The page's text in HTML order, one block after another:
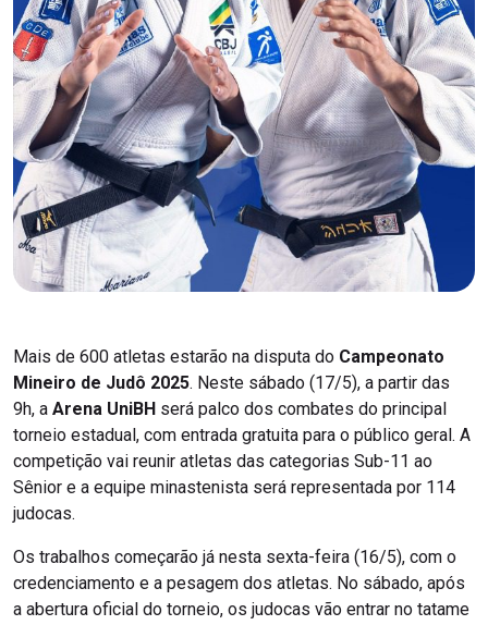
Mais de 600 atletas estarão na disputa do Campeonato
Mineiro de Judô 2025. Neste sábado (17/5), a partir das
9h, a Arena UniBH será palco dos combates do principal
torneio estadual, com entrada gratuita para o público geral. A
competição vai reunir atletas das categorias Sub-11 ao
Sênior e a equipe minastenista será representada por 114
judocas.
Os trabalhos começarão já nesta sexta-feira (16/5), com o
credenciamento e a pesagem dos atletas. No sábado, após
a abertura oficial do torneio, os judocas vão entrar no tatame